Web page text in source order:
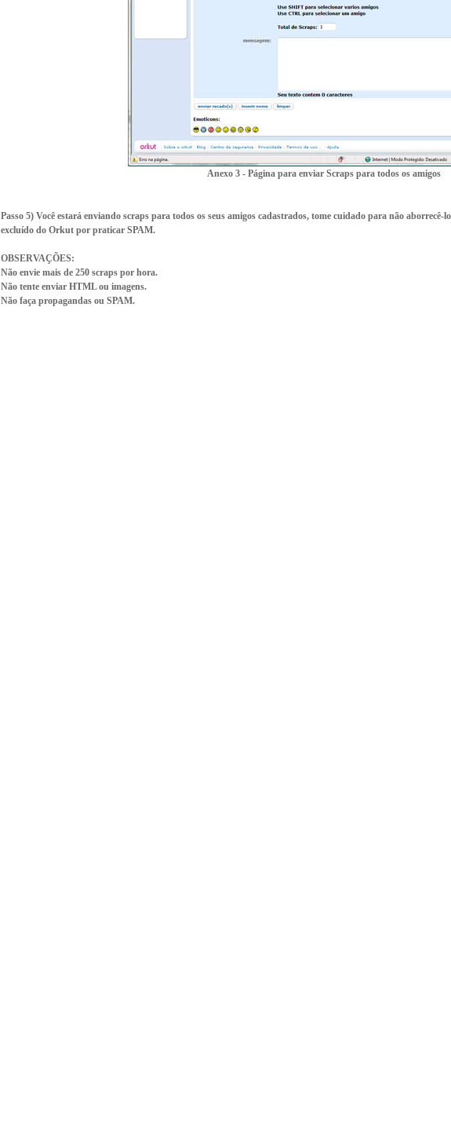
Anexo 3 - Página para enviar Scraps para todos os amigos
Passo 5) Você estará enviando scraps para todos os seus amigos cadastrados, tome cuidado para não aborrecê-
excluído do Orkut por praticar SPAM.
OBSERVAÇÕES:
Não envie mais de 250 scraps por hora.
Não tente enviar HTML ou imagens.
Não faça propagandas ou SPAM.